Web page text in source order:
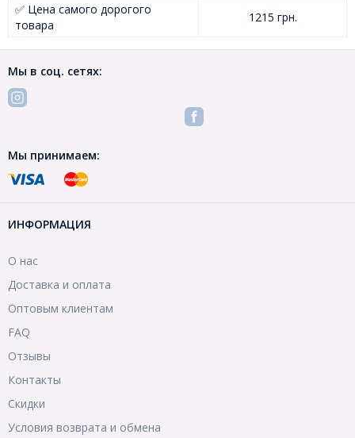
✅ Цена самого дорогого
товара
1215 грн.
Мы в соц. сетях:
Мы принимаем:
ИНФОРМАЦИЯ
О нас
Доставка и оплата
Оптовым клиентам
FAQ
Отзывы
Контакты
Скидки
Условия возврата и обмена